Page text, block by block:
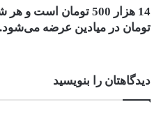
تومان در میادین عرضه می‌شود.
دیدگاهتان را بنویسید